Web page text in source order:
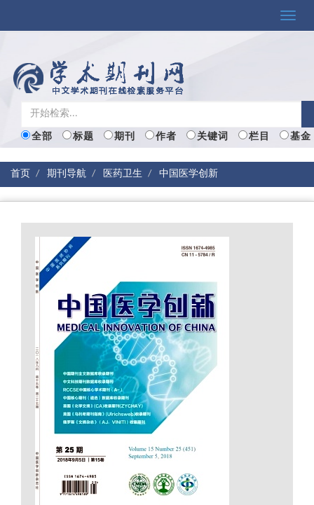
Toggle
全部 标题 期刊 作者 关键词 栏目 基金
首页 期刊导航 医药卫生 中国医学创新